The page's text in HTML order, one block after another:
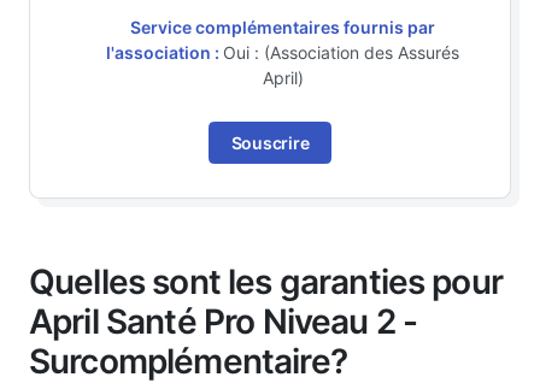
Service complémentaires fournis par
l'association : Oui : (Association des Assurés
April)
Souscrire
Quelles sont les garanties pour
April Santé Pro Niveau 2 -
Surcomplémentaire?